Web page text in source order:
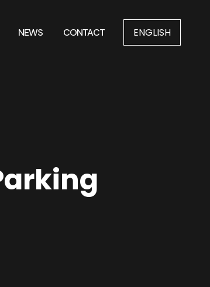
NEWS CONTACT ENGLISH